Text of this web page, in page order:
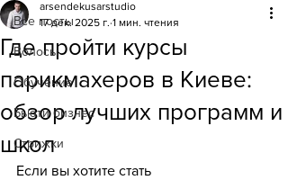
Все посты
Волосы
Обучение
Бьюти бизнес
Стрижки
Где пройти курсы
парикмахеров в Киеве:
обзор лучших программ и
школ
arsendekusarstudio
17 дек. 2025 г. 1 мин. чтения
Если вы хотите стать